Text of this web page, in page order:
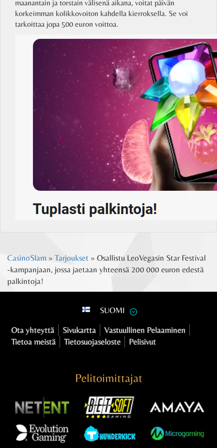
maanantain ja torstain välisenä aikana, voitat päivän
korkeimman kolikkovoiton kahdella kierroksella. Se voi
tarkoittaa jopa 500 euron voittoa.
CasinoSlam » Tarjoukset » Osallistu LeoVegasin Star Festival
-kampanjaan, jossa jaetaan yhteensä 200 000 euron edestä
palkintoja!
SUOMI
Ota yhteyttä Sivukartta
Vastuullinen Pelaaminen
Tietoa meistä
Tietosuojaseloste Pelisivut
Pelitoimittajat